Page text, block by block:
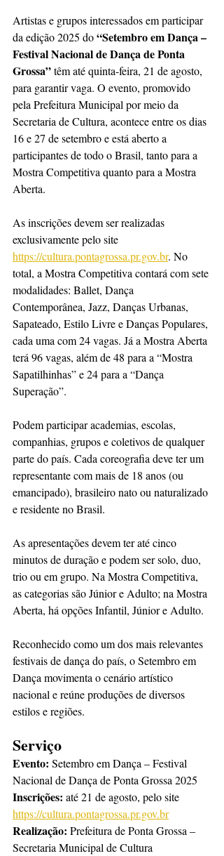
Artistas e grupos interessados em participar
da edição 2025 do “Setembro em Dança –
Festival Nacional de Dança de Ponta
Grossa” têm até quinta-feira, 21 de agosto,
para garantir vaga. O evento, promovido
pela Prefeitura Municipal por meio da
Secretaria de Cultura, acontece entre os dias
16 e 27 de setembro e está aberto a
participantes de todo o Brasil, tanto para a
Mostra Competitiva quanto para a Mostra
Aberta.
As inscrições devem ser realizadas
exclusivamente pelo site
https://cultura.pontagrossa.pr.gov.br. No
total, a Mostra Competitiva contará com sete
modalidades: Ballet, Dança
Contemporânea, Jazz, Danças Urbanas,
Sapateado, Estilo Livre e Danças Populares,
cada uma com 24 vagas. Já a Mostra Aberta
terá 96 vagas, além de 48 para a “Mostra
Sapatilhinhas” e 24 para a “Dança
Superação”.
Podem participar academias, escolas,
companhias, grupos e coletivos de qualquer
parte do país. Cada coreografia deve ter um
representante com mais de 18 anos (ou
emancipado), brasileiro nato ou naturalizado
e residente no Brasil.
As apresentações devem ter até cinco
minutos de duração e podem ser solo, duo,
trio ou em grupo. Na Mostra Competitiva,
as categorias são Júnior e Adulto; na Mostra
Aberta, há opções Infantil, Júnior e Adulto.
Reconhecido como um dos mais relevantes
festivais de dança do país, o Setembro em
Dança movimenta o cenário artístico
nacional e reúne produções de diversos
estilos e regiões.
Serviço
Evento: Setembro em Dança – Festival
Nacional de Dança de Ponta Grossa 2025
Inscrições: até 21 de agosto, pelo site
https://cultura.pontagrossa.pr.gov.br
Realização: Prefeitura de Ponta Grossa –
Secretaria Municipal de Cultura